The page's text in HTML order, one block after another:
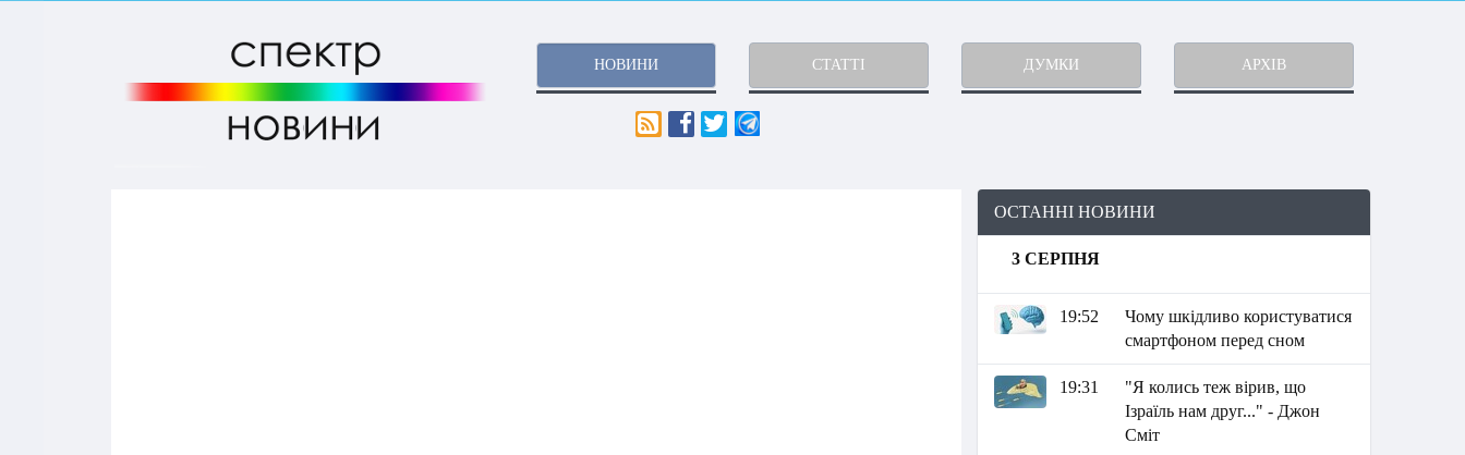
НОВИНИ СТАТТІ ДУМКИ АРХІВ
ОСТАННІ НОВИНИ
3 СЕРПНЯ
19:52
Чому шкідливо користуватися
смартфоном перед сном
19:31
"Я колись теж вірив, що
Ізраїль нам друг..." - Джон
Сміт